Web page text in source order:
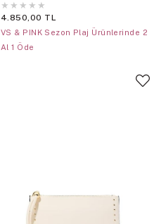
★ ★ ★ ★ ★
4.850,00 TL
VS & PINK Sezon Plaj Ürünlerinde 2
Al 1 Öde